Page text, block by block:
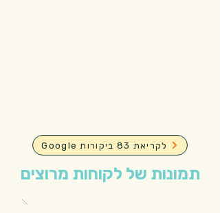
Google לקריאת 83 ביקורות
תמונות של לקוחות מרוצים